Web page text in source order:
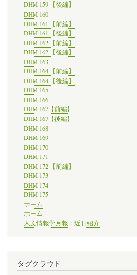
DHM 159 【後編】
DHM 160
DHM 161 【前編】
DHM 161 【後編】
DHM 162 【前編】
DHM 162 【後編】
DHM 163
DHM 164 【前編】
DHM 164 【後編】
DHM 165
DHM 166
DHM 167【前編】
DHM 167【後編】
DHM 168
DHM 169
DHM 170
DHM 171
DHM 172 【前編】
DHM 173
DHM 174
DHM 175
ホーム
ホーム
人文情報学月報：近刊紹介
タグクラウド